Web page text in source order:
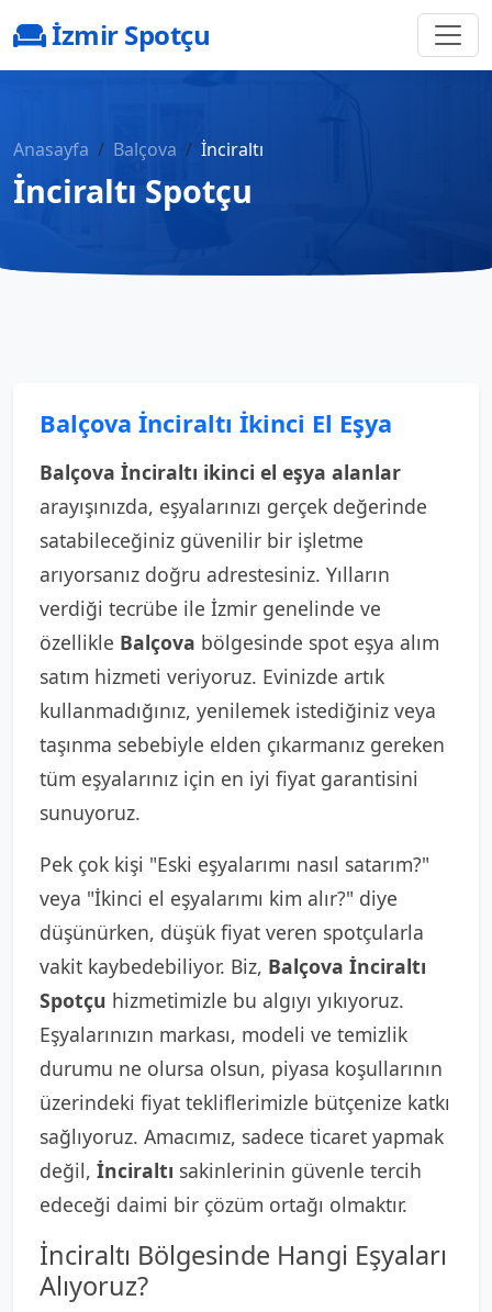
İzmir Spotçu
Anasayfa Balçova İnciraltı
İnciraltı Spotçu
Balçova İnciraltı İkinci El Eşya
Balçova İnciraltı ikinci el eşya alanlar
arayışınızda, eşyalarınızı gerçek değerinde
satabileceğiniz güvenilir bir işletme
arıyorsanız doğru adrestesiniz. Yılların
verdiği tecrübe ile İzmir genelinde ve
özellikle Balçova bölgesinde spot eşya alım
satım hizmeti veriyoruz. Evinizde artık
kullanmadığınız, yenilemek istediğiniz veya
taşınma sebebiyle elden çıkarmanız gereken
tüm eşyalarınız için en iyi fiyat garantisini
sunuyoruz.
Pek çok kişi "Eski eşyalarımı nasıl satarım?"
veya "İkinci el eşyalarımı kim alır?" diye
düşünürken, düşük fiyat veren spotçularla
vakit kaybedebiliyor. Biz, Balçova İnciraltı
Spotçu hizmetimizle bu algıyı yıkıyoruz.
Eşyalarınızın markası, modeli ve temizlik
durumu ne olursa olsun, piyasa koşullarının
üzerindeki fiyat tekliflerimizle bütçenize katkı
sağlıyoruz. Amacımız, sadece ticaret yapmak
değil, İnciraltı sakinlerinin güvenle tercih
edeceği daimi bir çözüm ortağı olmaktır.
İnciraltı Bölgesinde Hangi Eşyaları
Alıyoruz?